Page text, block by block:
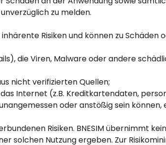
zu melden.
Risiken und können zu Schäden
die Viren, Malware oder andere
nicht verifizierten Quellen;
Internet (z.B. Kreditkartendaten,
oder anstößig sein können,
Risiken. BNESIM übernimmt
solchen Nutzung ergeben. Zur